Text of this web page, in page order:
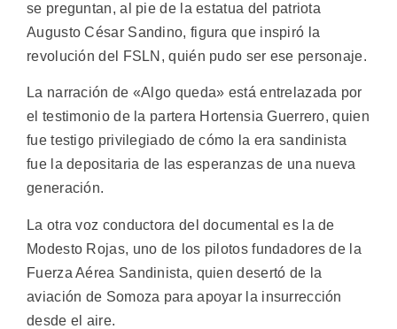
se preguntan, al pie de la estatua del patriota
Augusto César Sandino, figura que inspiró la
revolución del FSLN, quién pudo ser ese personaje.
La narración de «Algo queda» está entrelazada por
el testimonio de la partera Hortensia Guerrero, quien
fue testigo privilegiado de cómo la era sandinista
fue la depositaria de las esperanzas de una nueva
generación.
La otra voz conductora del documental es la de
Modesto Rojas, uno de los pilotos fundadores de la
Fuerza Aérea Sandinista, quien desertó de la
aviación de Somoza para apoyar la insurrección
desde el aire.